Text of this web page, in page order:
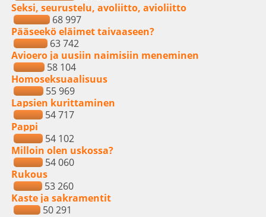
Seksi, seurustelu, avoliitto, avioliitto
68 997
Pääseekö eläimet taivaaseen?
63 742
Avioero ja uusiin naimisiin meneminen
58 104
Homoseksuaalisuus
55 969
Lapsien kurittaminen
54 717
Pappi
54 102
Milloin olen uskossa?
54 060
Rukous
53 260
Kaste ja sakramentit
50 291